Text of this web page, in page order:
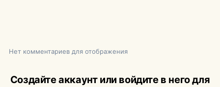
Нет комментариев для отображения
Создайте аккаунт или войдите в него для